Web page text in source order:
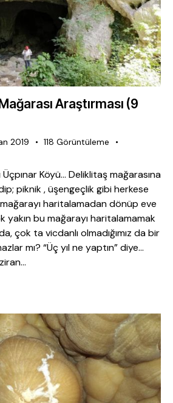
Araştırması (9
2019 118 Görüntüleme
Köyü… Deliklitaş mağarasına
piknik , üşengeçlik gibi herkese
haritalamadan dönüp eve
yakın bu mağarayı haritalamamak
çok ta vicdanlı olmadığımız da bir
mı? “Üç yıl ne yaptın” diye…